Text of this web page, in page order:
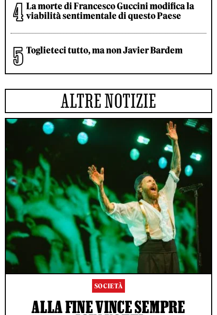
La morte di Francesco Guccini modifica la
viabilità sentimentale di questo Paese
Toglieteci tutto, ma non Javier Bardem
ALTRE NOTIZIE
SOCIETÀ
ALLA FINE VINCE SEMPRE